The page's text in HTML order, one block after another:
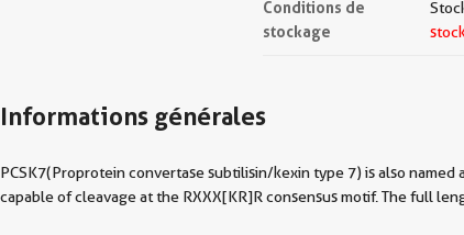
Conditions de
stockage
Informations générales
PCSK7(Proprotein convertase subtilisin/kexin type 7) is also
capable of cleavage at the RXXX[KR]R consensus motif. The full